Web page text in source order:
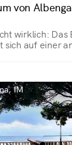
von Albenga
wirklich: Das
sich auf einer
IM